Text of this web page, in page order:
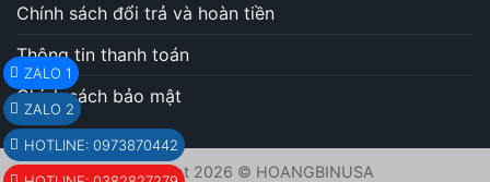
Chính sách đổi trả và hoàn tiền
Thông tin thanh toán
Chính sách bảo mật
Copyright 2026 © HOANGBINUSA
ZALO 1
ZALO 2
HOTLINE: 0973870442